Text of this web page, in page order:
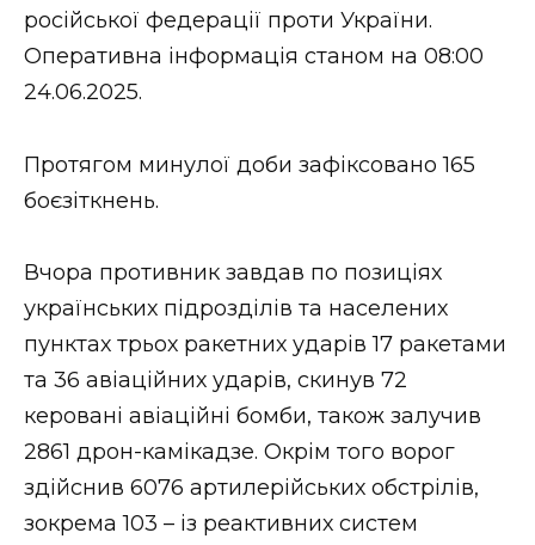
Втрачений Ужгород (відеоверсія)
ВІДЕО
російської федерації проти України.
Оперативна інформація станом на 08:00
24.06.2025.
Протягом минулої доби зафіксовано 165
боєзіткнень.
Вчора противник завдав по позиціях
українських підрозділів та населених
пунктах трьох ракетних ударів 17 ракетами
та 36 авіаційних ударів, скинув 72
керовані авіаційні бомби, також залучив
2861 дрон-камікадзе. Окрім того ворог
здійснив 6076 артилерійських обстрілів,
зокрема 103 – із реактивних систем